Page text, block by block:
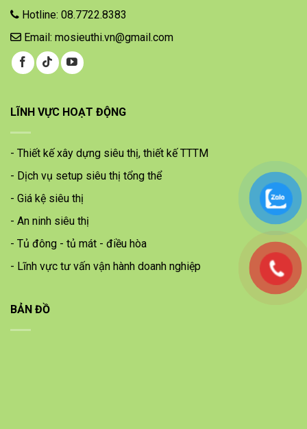
Hotline: 08.7722.8383
Email: mosieuthi.vn@gmail.com
LĨNH VỰC HOẠT ĐỘNG
- Thiết kế xây dựng siêu thị, thiết kế TTTM
- Dịch vụ setup siêu thị tổng thể
- Giá kệ siêu thị
- An ninh siêu thị
- Tủ đông - tủ mát - điều hòa
- Lĩnh vực tư vấn vận hành doanh nghiệp
BẢN ĐỒ